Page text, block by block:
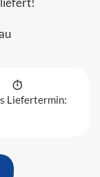
Liefertermin: